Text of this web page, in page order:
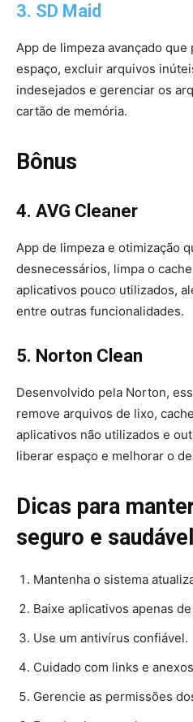
3. SD Maid
App de limpeza avançado
espaço, excluir arquivos
indesejados e gerenciar os
cartão de memória.
Bônus
4. AVG Cleaner
App de limpeza e otimização
desnecessários, limpa o
aplicativos pouco utilizados,
entre outras funcionalidades.
5. Norton Clean
Desenvolvido pela Norton,
remove arquivos de lixo,
aplicativos não utilizados e
liberar espaço e melhorar o
Dicas para
seguro e saudável
Mantenha o sistema
Baixe aplicativos apenas
Use um antivírus confiável.
Cuidado com links e
Gerencie as permissões